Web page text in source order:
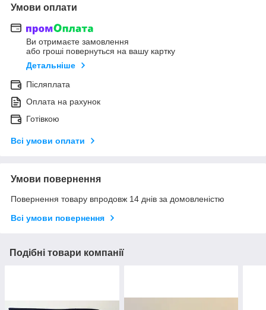
Умови оплати
Ви отримаєте замовлення
або гроші повернуться на вашу картку
Детальніше
Післяплата
Оплата на рахунок
Готівкою
Всі умови оплати
Умови повернення
Повернення товару впродовж 14 днів за домовленістю
Всі умови повернення
Подібні товари компанії